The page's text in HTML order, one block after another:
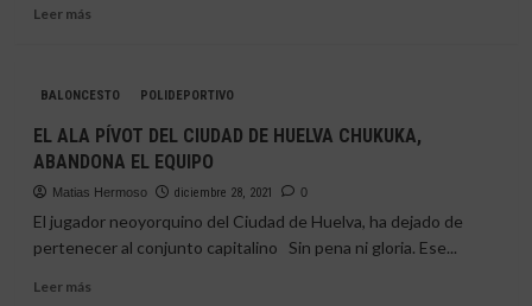
Leer másLeer
MORALES
INCORPORA
AL
CIUDAD
HUELVA
BALONCESTO POLIDEPORTIVO
EL ALA PÍVOT DEL CIUDAD DE HUELVA CHUKUKA,
ABANDONA EL EQUIPO
Matias Hermoso diciembre 28, 2021 0
El jugador neoyorquino del Ciudad de Huelva, ha dejado de
pertenecer al conjunto capitalino Sin pena ni gloria. Ese...
Leer másLeer